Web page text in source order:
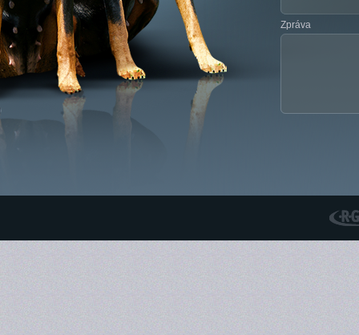
Zpráva